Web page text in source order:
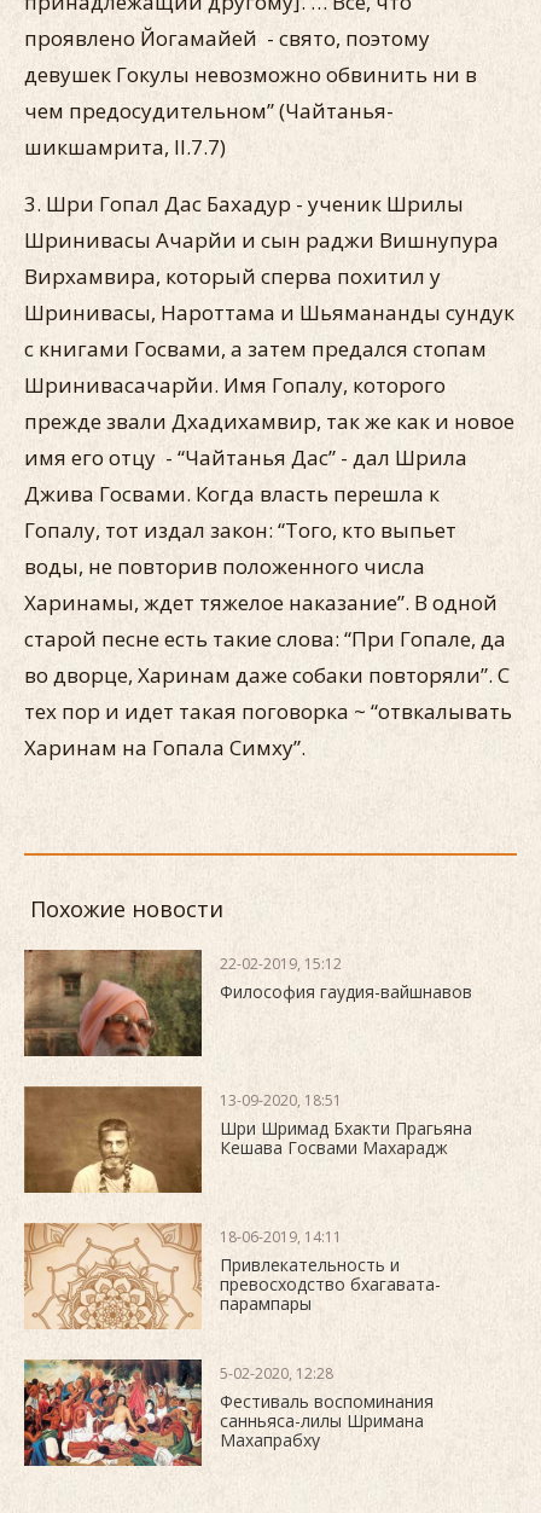
проявлено Йогамайей - свято, поэтому
девушек Гокулы невозможно обвинить ни в
чем предосудительном” (Чайтанья-
шикшамрита, II.7.7)
3. Шри Гопал Дас Бахадур - ученик Шрилы
Шринивасы Ачарйи и сын раджи Вишнупура
Вирхамвира, который сперва похитил у
Шринивасы, Нароттама и Шьямананды сундук
с книгами Госвами, а затем предался стопам
Шринивасачарйи. Имя Гопалу, которого
прежде звали Дхадихамвир, так же как и новое
имя его отцу - “Чайтанья Дас” - дал Шрила
Джива Госвами. Когда власть перешла к
Гопалу, тот издал закон: “Того, кто выпьет
воды, не повторив положенного числа
Харинамы, ждет тяжелое наказание”. В одной
старой песне есть такие слова: “При Гопале, да
во дворце, Харинам даже собаки повторяли”. С
тех пор и идет такая поговорка ~ “отвкалывать
Харинам на Гопала Симху”.
Похожие новости
22-02-2019, 15:12
Философия гаудия-вайшнавов
13-09-2020, 18:51
Шри Шримад Бхакти Прагьяна
Кешава Госвами Махарадж
18-06-2019, 14:11
Привлекательность и
превосходство бхагавата-
парампары
5-02-2020, 12:28
Фестиваль воспоминания
санньяса-лилы Шримана
Махапрабху